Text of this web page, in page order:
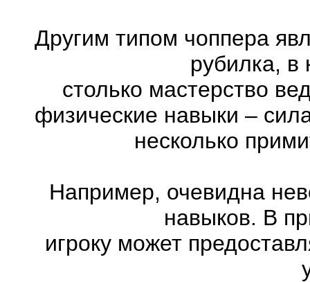
Другим типом чоппера
рубилка, в
столько мастерство
физические навыки –
несколько
Например, очевидна
навыков. В
игроку может